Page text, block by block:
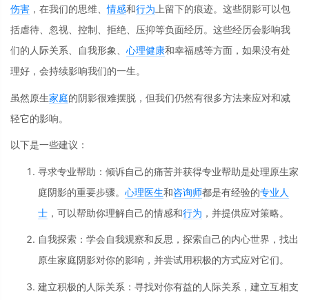
伤害 ，在我们的思维、情感和行为 上留下的痕迹。这些阴影可以包
括虐待、忽视、控制、拒绝、压抑等负面经历。这些经历会影响我
们的人际关系、自我形象、 心理健康和幸福感等方面，如果没有处
理好，会持续影响我们的一生。
虽然原生家庭的阴影很难摆脱，但我们仍然有很多方法来应对和减
轻它的影响。
以下是一些建议：
寻求专业帮助：倾诉自己的痛苦并获得专业帮助是处理原生家
庭阴影的重要步骤。 心理医生和咨询师都是有经验的专业人
士 ，可以帮助你理解自己的情感和行为 ，并提供应对策略。
自我探索：学会自我观察和反思，探索自己的内心世界，找出
原生家庭阴影对你的影响，并尝试用积极的方式应对它们。
建立积极的人际关系：寻找对你有益的人际关系，建立互相支